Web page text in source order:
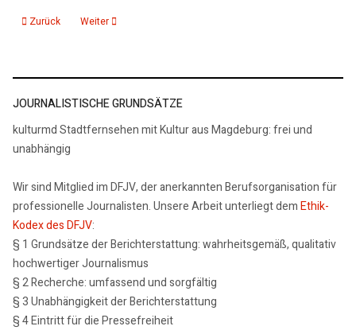
Vorheriger Beitrag: Porträits im Kulturhistorischen Museum
Zurück Nächster Beitrag: Ein Museum entsteht - Dommuseum vor
Weiter
JOURNALISTISCHE GRUNDSÄTZE
kulturmd Stadtfernsehen mit Kultur aus Magdeburg: frei und
unabhängig
Wir sind Mitglied im DFJV, der anerkannten Berufsorganisation für
professionelle Journalisten. Unsere Arbeit unterliegt demEthik-
Kodex des DFJV:
§ 1 Grundsätze der Berichterstattung: wahrheitsgemäß, qualitativ
hochwertiger Journalismus
§ 2 Recherche: umfassend und sorgfältig
§ 3 Unabhängigkeit der Berichterstattung
§ 4 Eintritt für die Pressefreiheit